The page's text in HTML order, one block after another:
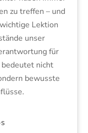
zu treffen – und
Lektion
unser
für
nicht
bewusste